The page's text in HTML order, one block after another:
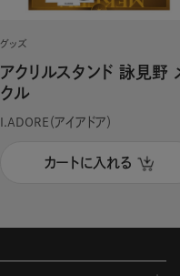
グッズ
アクリルスタンド 詠見野
クル
I.ADORE（アイアドア）
カートに入れる